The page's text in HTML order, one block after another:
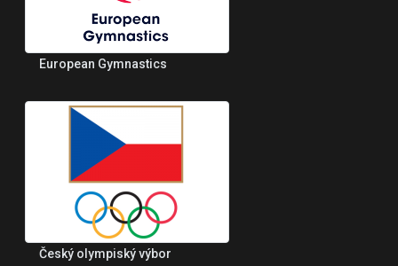
European Gymnastics
Český olympiský výbor